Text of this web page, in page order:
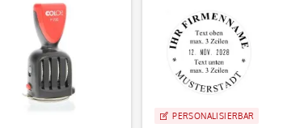
PERSONALISIERBAR